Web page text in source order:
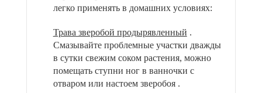
легко применять в домашних условиях:
Трава зверобой продырявленный .
Смазывайте проблемные участки дважды
в сутки свежим соком растения, можно
помещать ступни ног в ванночки с
отваром или настоем зверобоя .